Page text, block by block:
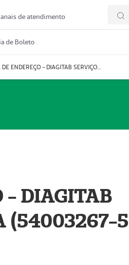
de atendimento
de Boleto
MUDANÇA DE ENDEREÇO - DIAGITAB SERVIÇOS MÉDICOS LTDA (54003267-5)
- DIAGITAB
(54003267-